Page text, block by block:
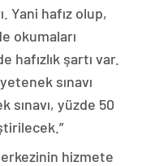
Yani hafız olup,
okumaları
şartı var.
sınavı
sınavı, yüzde 50
hizmete